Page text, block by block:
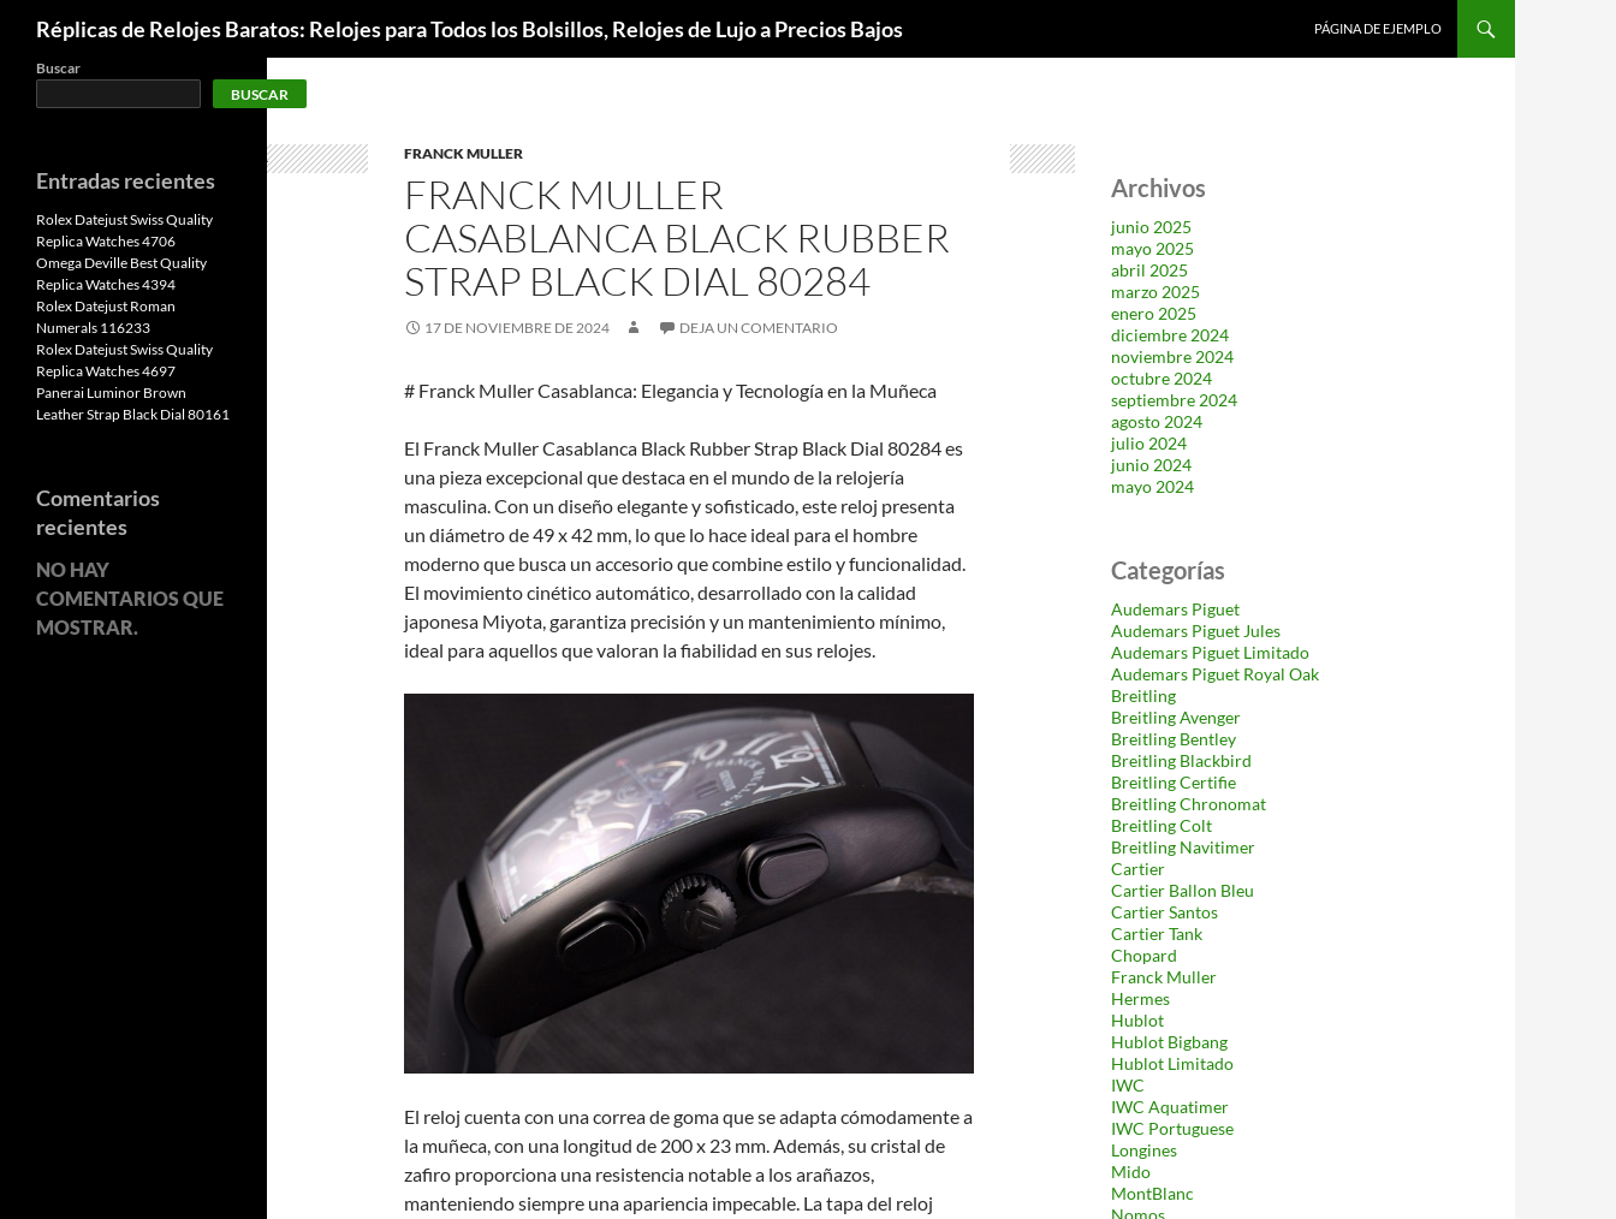
Réplicas de Relojes Baratos: Relojes para Todos los Bolsillos, Relojes de Lujo a Precios Bajos
PÁGINA DE EJEMPLO
FRANCK MULLER
FRANCK MULLER
CASABLANCA BLACK RUBBER
STRAP BLACK DIAL 80284
17 DE NOVIEMBRE DE 2024 DEJA UN COMENTARIO
# Franck Muller Casablanca: Elegancia y Tecnología en la Muñeca
El Franck Muller Casablanca Black Rubber Strap Black Dial 80284 es
una pieza excepcional que destaca en el mundo de la relojería
masculina. Con un diseño elegante y sofisticado, este reloj presenta
un diámetro de 49 x 42 mm, lo que lo hace ideal para el hombre
moderno que busca un accesorio que combine estilo y funcionalidad.
El movimiento cinético automático, desarrollado con la calidad
japonesa Miyota, garantiza precisión y un mantenimiento mínimo,
ideal para aquellos que valoran la fiabilidad en sus relojes.
El reloj cuenta con una correa de goma que se adapta cómodamente a
la muñeca, con una longitud de 200 x 23 mm. Además, su cristal de
zafiro proporciona una resistencia notable a los arañazos,
manteniendo siempre una apariencia impecable. La tapa del reloj
Archivos
junio 2025
mayo 2025
abril 2025
marzo 2025
enero 2025
diciembre 2024
noviembre 2024
octubre 2024
septiembre 2024
agosto 2024
julio 2024
junio 2024
mayo 2024
Categorías
Audemars Piguet
Audemars Piguet Jules
Audemars Piguet Limitado
Audemars Piguet Royal Oak
Breitling
Breitling Avenger
Breitling Bentley
Breitling Blackbird
Breitling Certifie
Breitling Chronomat
Breitling Colt
Breitling Navitimer
Cartier
Cartier Ballon Bleu
Cartier Santos
Cartier Tank
Chopard
Franck Muller
Hermes
Hublot
Hublot Bigbang
Hublot Limitado
IWC
IWC Aquatimer
IWC Portuguese
Longines
Mido
MontBlanc
Nomos
Buscar
BUSCAR
Entradas recientes
Rolex Datejust Swiss Quality
Replica Watches 4706
Omega Deville Best Quality
Replica Watches 4394
Rolex Datejust Roman
Numerals 116233
Rolex Datejust Swiss Quality
Replica Watches 4697
Panerai Luminor Brown
Leather Strap Black Dial 80161
Comentarios
recientes
NO HAY
COMENTARIOS QUE
MOSTRAR.